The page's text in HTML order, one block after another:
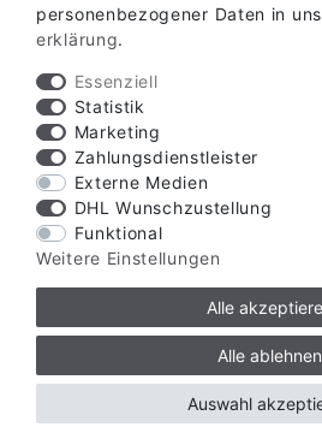
personenbezogener Daten in
erklärung.
Essenziell
Statistik
Marketing
Zahlungsdienstleister
Externe Medien
DHL Wunschzustellung
Funktional
Weitere Einstellungen
Alle
Alle ablehnen
Auswahl